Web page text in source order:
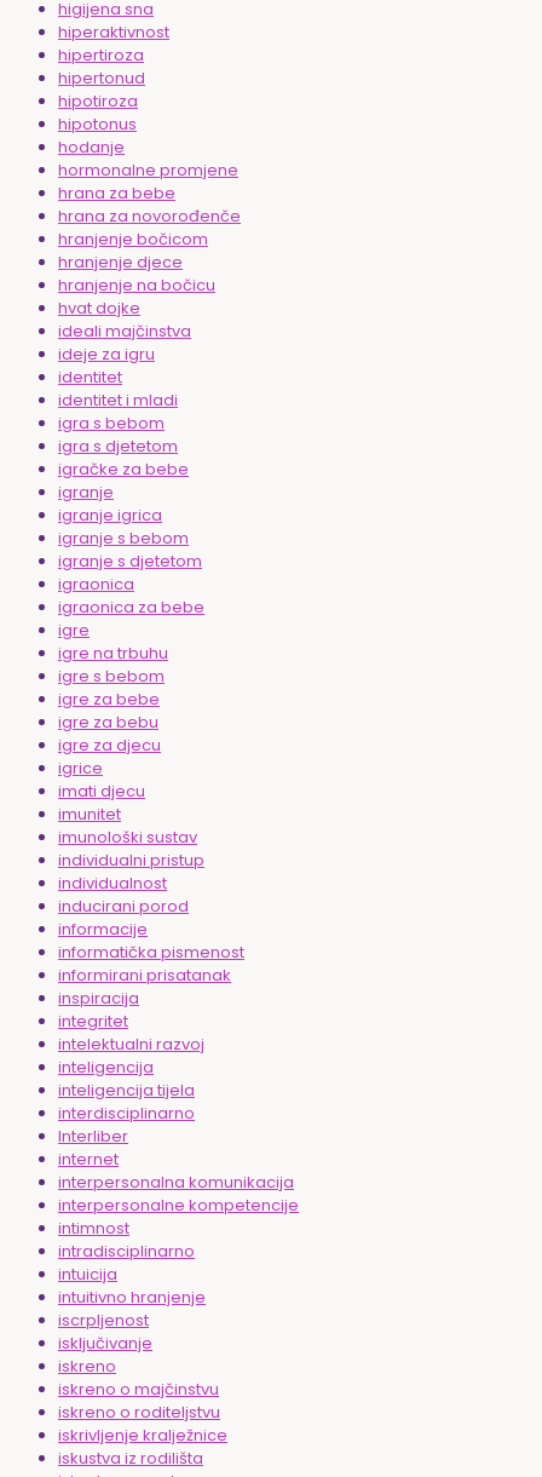
higijena sna
hiperaktivnost
hipertiroza
hipertonud
hipotiroza
hipotonus
hodanje
hormonalne promjene
hrana za bebe
hrana za novorođenče
hranjenje bočicom
hranjenje djece
hranjenje na bočicu
hvat dojke
ideali majčinstva
ideje za igru
identitet
identitet i mladi
igra s bebom
igra s djetetom
igračke za bebe
igranje
igranje igrica
igranje s bebom
igranje s djetetom
igraonica
igraonica za bebe
igre
igre na trbuhu
igre s bebom
igre za bebe
igre za bebu
igre za djecu
igrice
imati djecu
imunitet
imunološki sustav
individualni pristup
individualnost
inducirani porod
informacije
informatička pismenost
informirani prisatanak
inspiracija
integritet
intelektualni razvoj
inteligencija
inteligencija tijela
interdisciplinarno
Interliber
internet
interpersonalna komunikacija
interpersonalne kompetencije
intimnost
intradisciplinarno
intuicija
intuitivno hranjenje
iscrpljenost
isključivanje
iskreno
iskreno o majčinstvu
iskreno o roditeljstvu
iskrivljenje kralježnice
iskustva iz rodilišta